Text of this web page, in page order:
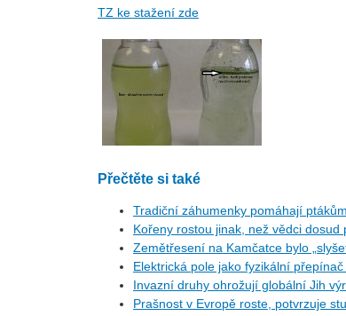
TZ ke stažení zde
Přečtěte si také
Tradiční záhumenky pomáhají
Kořeny rostou jinak, než vědci dosud
Zemětřesení na Kamčatce bylo
Elektrická pole jako fyzikální
Invazní druhy ohrožují globální Jih
Prašnost v Evropě roste, potvrzuje